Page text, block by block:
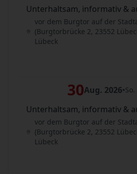
Unterhaltsam, informativ &
vor dem Burgtor auf der
(Burgtorbrücke 2, 23552
Lübeck
30Aug. 2026•
Unterhaltsam, informativ &
vor dem Burgtor auf der
(Burgtorbrücke 2, 23552
Lübeck